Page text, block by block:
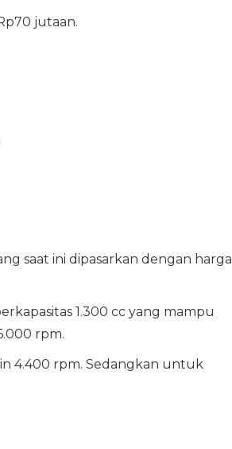
jutaan.
saat ini dipasarkan dengan harga
1.300 cc yang mampu
rpm.
4.400 rpm. Sedangkan untuk